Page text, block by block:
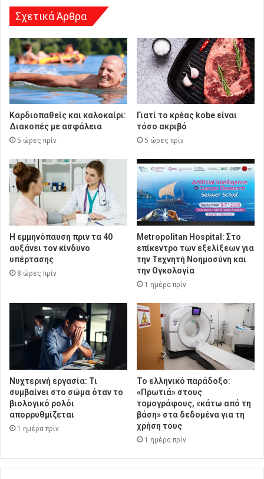
Σχετικά Άρθρα
Καρδιοπαθείς και καλοκαίρι:
Διακοπές με ασφάλεια
5 ώρες πρίν
Γιατί το κρέας kobe είναι
τόσο ακριβό
5 ώρες πρίν
Η εμμηνόπαυση πριν τα 40
αυξάνει τον κίνδυνο
υπέρτασης
8 ώρες πρίν
Metropolitan Hospital: Στο
επίκεντρο των εξελίξεων για
την Τεχνητή Νοημοσύνη και
την Ογκολογία
1 ημέρα πρίν
Νυχτερινή εργασία: Τι
συμβαίνει στο σώμα όταν το
βιολογικό ρολόι
απορρυθμίζεται
1 ημέρα πρίν
Το ελληνικό παράδοξο:
«Πρωτιά» στους
τομογράφους, «κάτω από τη
βάση» στα δεδομένα για τη
χρήση τους
1 ημέρα πρίν